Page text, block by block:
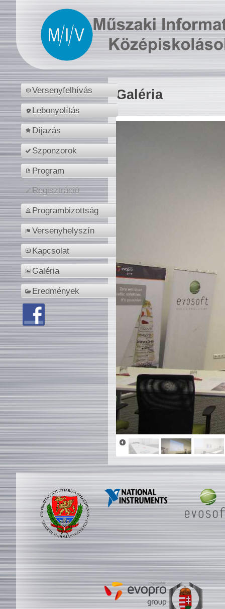
Versenyfelhívás
Lebonyolítás
Díjazás
Szponzorok
Program
Regisztráció
Programbizottság
Versenyhelyszín
Kapcsolat
Galéria
Eredmények
Galéria